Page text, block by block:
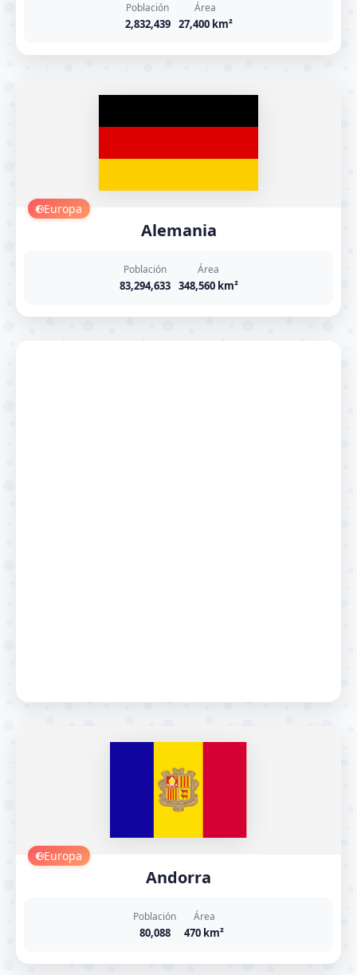
Población
2,832,439
Área
27,400 km²
Europa
Alemania
Población
83,294,633
Área
348,560 km²
Europa
Andorra
Población
80,088
Área
470 km²